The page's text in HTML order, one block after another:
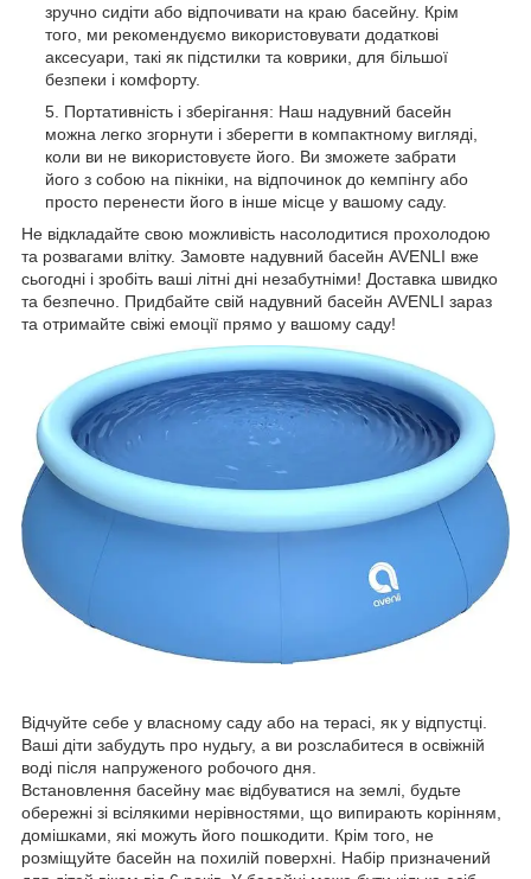
зручно сидіти або відпочивати на краю басейну. Крім
того, ми рекомендуємо використовувати додаткові
аксесуари, такі як підстилки та коврики, для більшої
безпеки і комфорту.
Портативність і зберігання: Наш надувний басейн
можна легко згорнути і зберегти в компактному вигляді,
коли ви не використовуєте його. Ви зможете забрати
його з собою на пікніки, на відпочинок до кемпінгу або
просто перенести його в інше місце у вашому саду.
Не відкладайте свою можливість насолодитися прохолодою
та розвагами влітку. Замовте надувний басейн AVENLI вже
сьогодні і зробіть ваші літні дні незабутніми! Доставка швидко
та безпечно. Придбайте свій надувний басейн AVENLI зараз
та отримайте свіжі емоції прямо у вашому саду!
Відчуйте себе у власному саду або на терасі, як у відпустці.
Ваші діти забудуть про нудьгу, а ви розслабитеся в освіжній
воді після напруженого робочого дня.
Встановлення басейну має відбуватися на землі, будьте
обережні зі всілякими нерівностями, що випирають корінням,
домішками, які можуть його пошкодити. Крім того, не
розміщуйте басейн на похилій поверхні. Набір призначений